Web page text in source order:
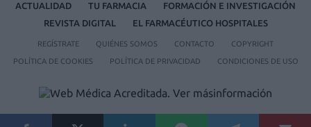
ACTUALIDAD TU FARMACIA
FORMACIÓN E INVESTIGACIÓN
REVISTA DIGITAL
EL FARMACÉUTICO HOSPITALES
REGÍSTRATE QUIÉNES SOMOS CONTACTO COPYRIGHT
POLÍTICA DE COOKIES POLÍTICA DE PRIVACIDAD CONDICIONES DE USO